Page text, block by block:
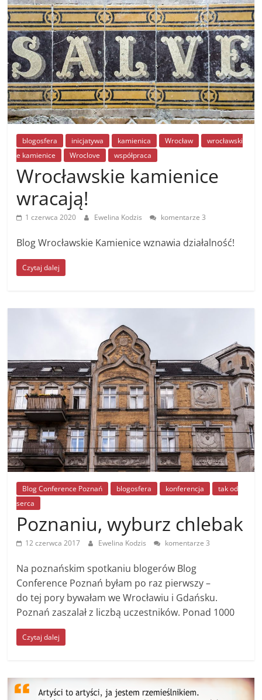
blogosfera inicjatywa kamienica Wrocław
wrocławski
e kamienice
Wroclove współpraca
Wrocławskie kamienice
wracają!
1 czerwca 2020 Ewelina Kodzis komentarze 3
Blog Wrocławskie Kamienice wznawia działalność!
Czytaj dalej
Blog Conference Poznań blogosfera konferencja
tak od
serca
Poznaniu, wyburz chlebak
12 czerwca 2017 Ewelina Kodzis komentarze 3
Na poznańskim spotkaniu blogerów Blog
Conference Poznań byłam po raz pierwszy –
do tej pory bywałam we Wrocławiu i Gdańsku.
Poznań zaszalał z liczbą uczestników. Ponad 1000
Czytaj dalej